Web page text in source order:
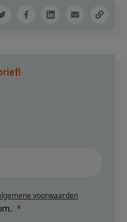
voorwaarden